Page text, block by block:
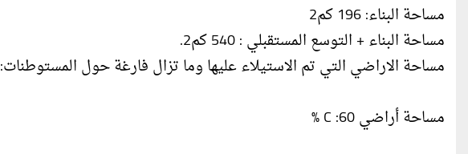
مساحة البناء: 196 كم2
مساحة البناء + التوسع المستقبلي : 540 كم2.
مساحة الاراضي التي تم الاستيلاء عليها وما تزال فارغة حول المستوطنات: 343 كم2
مساحة أراضي C :60 %